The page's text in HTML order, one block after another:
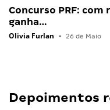
Concurso PRF:
ganha…
Olivia Furlan • 26 de Maio
Depoimentos